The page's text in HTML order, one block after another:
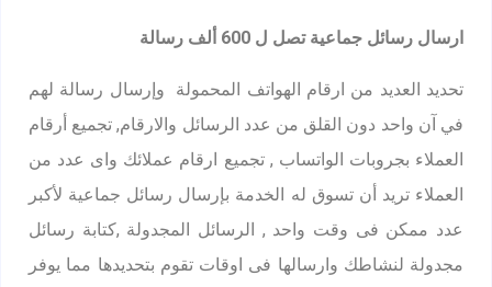
ارسال رسائل جماعية تصل ل 600 ألف رسالة
تحديد العديد من ارقام الهواتف المحمولة وإرسال رسالة لهم
في آن واحد دون القلق من عدد الرسائل والارقام, تجميع أرقام
العملاء بجروبات الواتساب , تجميع ارقام عملائك واى عدد من
العملاء تريد أن تسوق له الخدمة بإرسال رسائل جماعية لأكبر
عدد ممكن فى وقت واحد , الرسائل المجدولة ,كتابة رسائل
مجدولة لنشاطك وارسالها فى اوقات تقوم بتحديدها مما يوفر